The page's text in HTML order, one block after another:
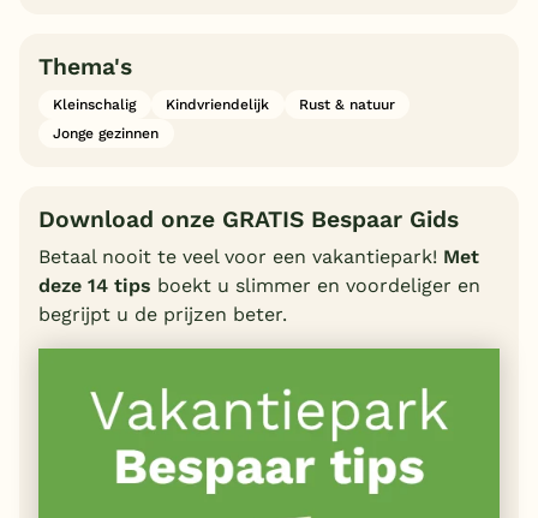
Thema's
Kleinschalig Kindvriendelijk
Rust & natuur
Jonge gezinnen
Download onze GRATIS Bespaar Gids
Betaal nooit te veel voor een vakantiepark! Met
deze 14 tips boekt u slimmer en voordeliger en
begrijpt u de prijzen beter.